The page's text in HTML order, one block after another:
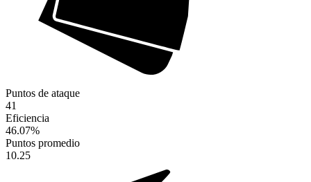
Puntos de ataque
41
Eficiencia
46.07%
Puntos promedio
10.25